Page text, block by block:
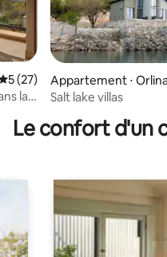
moyenne sur la
5 (27)
la
Appartement ⋅
Salt lake villas
Le confort d'un